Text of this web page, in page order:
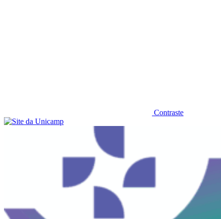
Contraste